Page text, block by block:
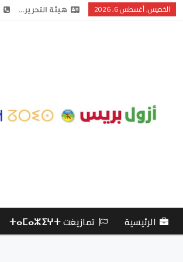
الخميس, أغسطس 6, 2026 هيئة التحرير…
الرئيسية تمازيغت ⵜⴰⵎⴰⵣⵉⵖⵜ